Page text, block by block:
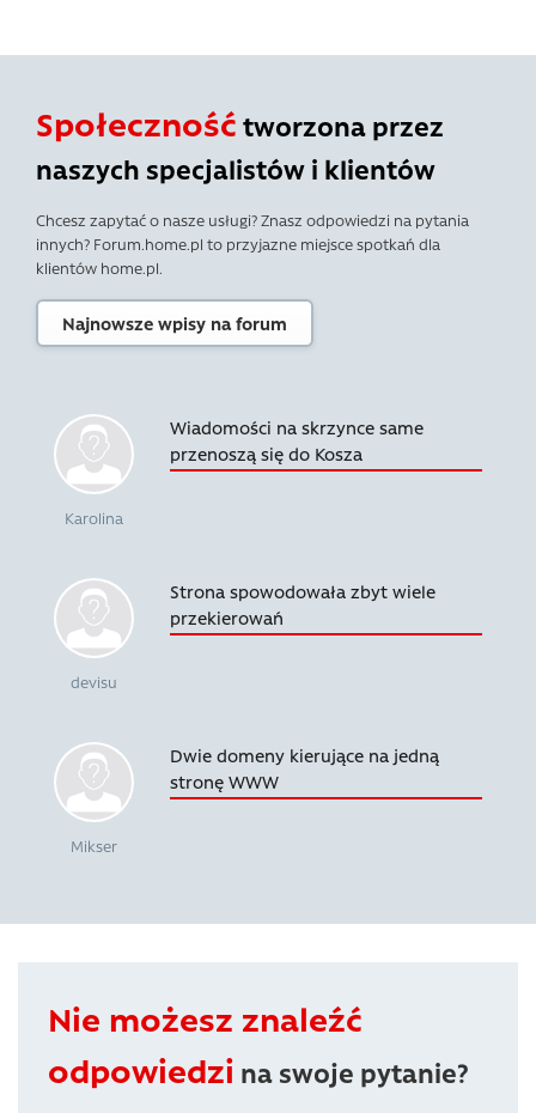
Społeczność tworzona przez
naszych specjalistów i klientów
Chcesz zapytać o nasze usługi? Znasz odpowiedzi na pytania
innych? Forum.home.pl to przyjazne miejsce spotkań dla
klientów home.pl.
Najnowsze wpisy na forum
Karolina
Wiadomości na skrzynce same
przenoszą się do Kosza
devisu
Strona spowodowała zbyt wiele
przekierowań
Mikser
Dwie domeny kierujące na jedną
stronę WWW
Nie możesz znaleźć
odpowiedzi na swoje pytanie?